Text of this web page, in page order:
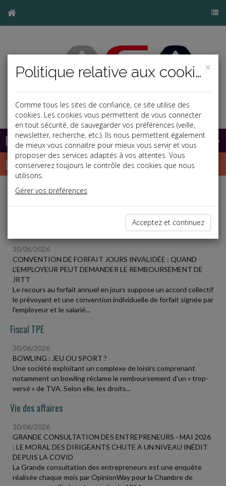
Base documentaire
Dépêches
Liste des dernières dépêches
30/06/2026
CONVENTION DE FORFAIT JOURS INVALIDÉE : QUAND
L'EMPLOYEUR PEUT DEMANDER LE REMBOURSEMENT DE
JRTT
Le recours au forfait annuel en jours suppose un accord collectif
le prévoyant et une convention individuelle de forfait signée par
l'employeur et le salarié...
Fiscal TPE
30/06/2026
BOWLING : JEU OU SPORT ?
Une société exploitant un complexe de loisirs comprenant
notamment un bowling réclame le remboursement d'un « trop-
versé » de TVA. Selon elle, les droits...
Vie des affaires
30/06/2026
GRANDE CONSULTATION DES ENTREPRENEURS - MAI 2026
: LE MORAL DES DIRIGEANTS CHUTE A UN NIVEAU INÉDIT
DEPUIS LA COVID
La Grande consultation des entrepreneurs est une enquête
réalisée chaque mois par OpinionWay pour la Chambre de
×
Politique relative aux cookies
Comme tous les sites de confiance, ce site utilise des
cookies. Les cookies vous permettent de vous connecter
en tout sécurité, de sauvegarder vos préférences (veille,
newsletter, recherche, etc.). Ils nous permettent également
de mieux vous connaitre pour mieux vous servir et vous
proposer des services adaptés à vos attentes. Vous
conserverez toujours le contrôle des cookies que nous
utilisons.
Gérer vos préférences
Acceptez et continuez